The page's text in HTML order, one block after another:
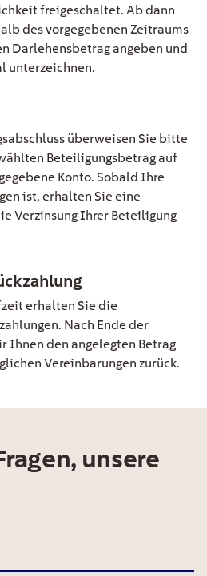
freigeschaltet. Ab dann
des vorgegebenen Zeitraums
Darlehensbetrag angeben und
unterzeichnen.
überweisen Sie bitte
Beteiligungsbetrag auf
Konto. Sobald Ihre
ist, erhalten Sie eine
Verzinsung Ihrer Beteiligung
erhalten Sie die
Nach Ende der
Ihnen den angelegten Betrag
Vereinbarungen zurück.
unsere